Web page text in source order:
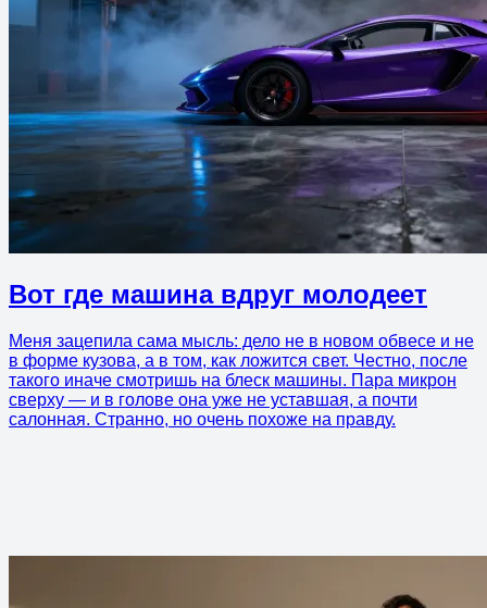
Вот где машина вдруг молодеет
Меня зацепила сама мысль: дело не в новом обвесе и не
в форме кузова, а в том, как ложится свет. Честно, после
такого иначе смотришь на блеск машины. Пара микрон
сверху — и в голове она уже не уставшая, а почти
салонная. Странно, но очень похоже на правду.